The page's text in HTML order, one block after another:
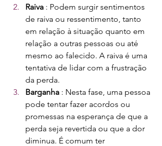
Raiva : Podem surgir sentimentos
de raiva ou ressentimento, tanto
em relação à situação quanto em
relação a outras pessoas ou até
mesmo ao falecido. A raiva é uma
tentativa de lidar com a frustração
da perda.
Barganha : Nesta fase, uma pessoa
pode tentar fazer acordos ou
promessas na esperança de que a
perda seja revertida ou que a dor
diminua. É comum ter